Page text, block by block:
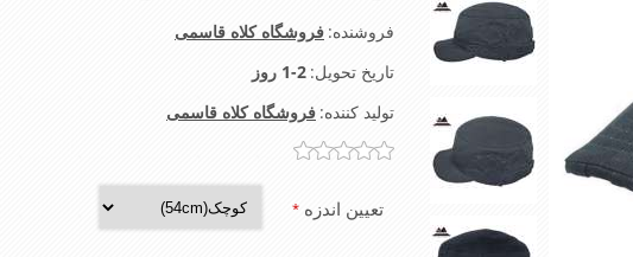
فروشنده: فروشگاه کلاه قاسمی
تاریخ تحویل: 1-2 روز
تولید کننده: فروشگاه کلاه قاسمی
تعیین اندزه *